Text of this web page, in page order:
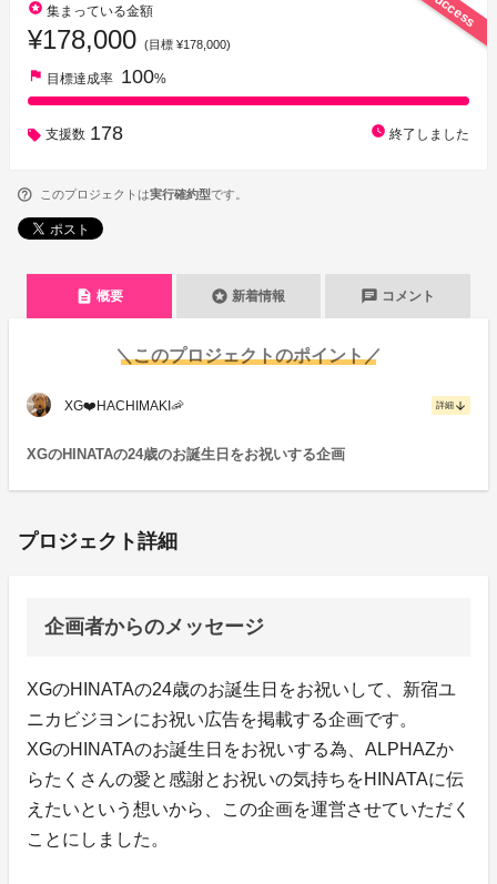
stars 集まっている金額
¥178,000 (目標 ¥178,000)
flag 目標達成率 100%
支援数 178 watch_later 終了しました
このプロジェクトは実行確約型です。
description 概要 stars 新着情報 chat コメント
＼このプロジェクトのポイント／
XG❤️HACHIMAKI🦐 詳細 arrow_downward
XGのHINATAの24歳のお誕生日をお祝いする企画
プロジェクト詳細
企画者からのメッセージ
XGのHINATAの24歳のお誕生日をお祝いして、新宿ユ
ニカビジヨンにお祝い広告を掲載する企画です。
XGのHINATAのお誕生日をお祝いする為、ALPHAZか
らたくさんの愛と感謝とお祝いの気持ちをHINATAに伝
えたいという想いから、この企画を運営させていただく
ことにしました。